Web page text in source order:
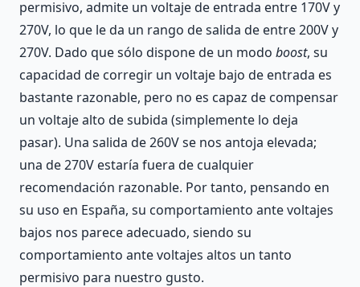
permisivo, admite un voltaje de entrada entre 170V y
270V, lo que le da un rango de salida de entre 200V y
270V. Dado que sólo dispone de un modo boost, su
capacidad de corregir un voltaje bajo de entrada es
bastante razonable, pero no es capaz de compensar
un voltaje alto de subida (simplemente lo deja
pasar). Una salida de 260V se nos antoja elevada;
una de 270V estaría fuera de cualquier
recomendación razonable. Por tanto, pensando en
su uso en España, su comportamiento ante voltajes
bajos nos parece adecuado, siendo su
comportamiento ante voltajes altos un tanto
permisivo para nuestro gusto.